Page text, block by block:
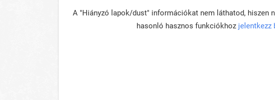
A "Hiányzó lapok/dust" információkat nem láthatod, hiszen
hasonló hasznos funkciókhoz jelentkezz